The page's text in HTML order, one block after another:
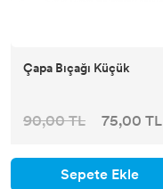
Çapa Bıçağı Küçük
90,00 TL 75,00 TL
Sepete Ekle